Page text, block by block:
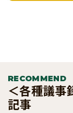
RECOMMEND
＜各種議事
記事